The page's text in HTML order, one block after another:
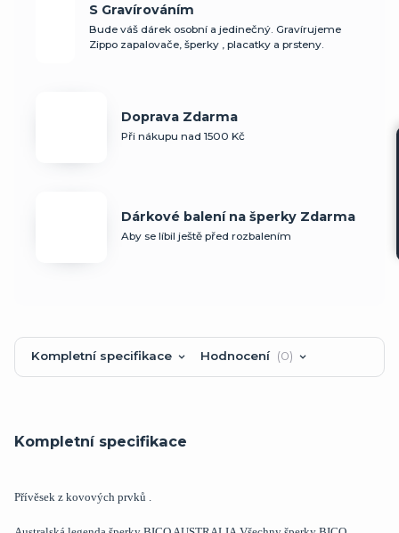
S Gravírováním
Bude váš dárek osobní a jedinečný. Gravírujeme
Zippo zapalovače, šperky , placatky a prsteny.
Doprava Zdarma
Při nákupu nad 1500 Kč
Dárkové balení na šperky Zdarma
Aby se líbil ještě před rozbalením
Kompletní specifikace Hodnocení 0
Kompletní specifikace
Přívěsek z kovových prvků .